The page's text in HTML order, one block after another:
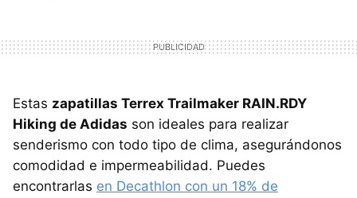
Estas zapatillas Terrex Trailmaker RAIN.RDY
Hiking de Adidas son ideales para realizar
senderismo con todo tipo de clima, asegurándonos
comodidad e impermeabilidad. Puedes
encontrarlas en Decathlon con un 18% de